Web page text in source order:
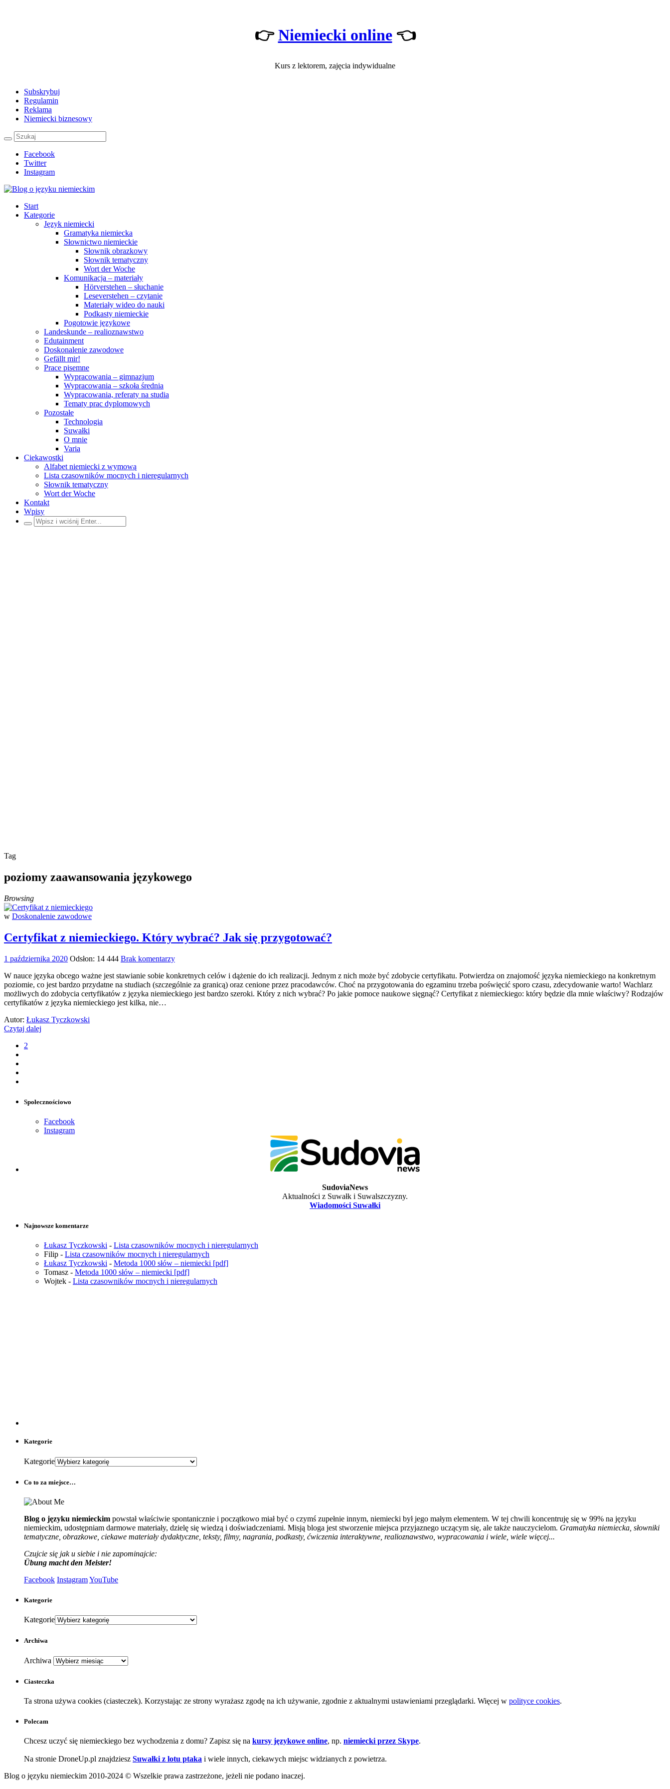
👉Niemiecki online👈
Kurs z lektorem, zajęcia indywidualne
Subskrybuj
Regulamin
Reklama
Niemiecki biznesowy
Facebook
Twitter
Instagram
Start
Kategorie
Język niemiecki
Gramatyka niemiecka
Słownictwo niemieckie
Słownik obrazkowy
Słownik tematyczny
Wort der Woche
Komunikacja – materiały
Hörverstehen – słuchanie
Leseverstehen – czytanie
Materiały wideo do nauki
Podkasty niemieckie
Pogotowie językowe
Landeskunde – realioznawstwo
Edutainment
Doskonalenie zawodowe
Gefällt mir!
Prace pisemne
Wypracowania – gimnazjum
Wypracowania – szkoła średnia
Wypracowania, referaty na studia
Tematy prac dyplomowych
Pozostałe
Technologia
Suwałki
O mnie
Varia
Ciekawostki
Alfabet niemiecki z wymową
Lista czasowników mocnych i nieregularnych
Słownik tematyczny
Wort der Woche
Kontakt
Wpisy
Tag
poziomy zaawansowania językowego
Browsing
w Doskonalenie zawodowe
Certyfikat z niemieckiego. Który wybrać? Jak się przygotować?
1 października 2020 Odsłon: 14 444 Brak komentarzy
W nauce języka obcego ważne jest stawianie sobie konkretnych celów i dążenie do ich realizacji. Jednym z nich może być zdobycie certyfikatu. Potwierdza on znajomość języka niemieckiego na konkretnym
poziomie, co jest bardzo przydatne na studiach (szczególnie za granicą) oraz cenione przez pracodawców. Choć na przygotowania do egzaminu trzeba poświęcić sporo czasu, zdecydowanie warto! Wachlarz
możliwych do zdobycia certyfikatów z języka niemieckiego jest bardzo szeroki. Który z nich wybrać? Po jakie pomoce naukowe sięgnąć? Certyfikat z niemieckiego: który będzie dla mnie właściwy? Rodzajów
certyfikatów z języka niemieckiego jest kilka, nie…
Autor: Łukasz Tyczkowski
Czytaj dalej
2
Społecznościowo
Facebook
Instagram
SudoviaNews
Aktualności z Suwałk i Suwalszczyzny.
Wiadomości Suwałki
Najnowsze komentarze
Łukasz Tyczkowski - Lista czasowników mocnych i nieregularnych
Filip - Lista czasowników mocnych i nieregularnych
Łukasz Tyczkowski - Metoda 1000 słów – niemiecki [pdf]
Tomasz - Metoda 1000 słów – niemiecki [pdf]
Wojtek - Lista czasowników mocnych i nieregularnych
Kategorie
Kategorie
Co to za miejsce…
Blog o języku niemieckim powstał właściwie spontanicznie i początkowo miał być o czymś zupełnie innym, niemiecki był jego małym elementem. W tej chwili koncentruję się w 99% na języku
niemieckim, udostępniam darmowe materiały, dzielę się wiedzą i doświadczeniami. Misją bloga jest stworzenie miejsca przyjaznego uczącym się, ale także nauczycielom. Gramatyka niemiecka, słowniki
tematyczne, obrazkowe, ciekawe materiały dydaktyczne, teksty, filmy, nagrania, podkasty, ćwiczenia interaktywne, realioznawstwo, wypracowania i wiele, wiele więcej...
Czujcie się jak u siebie i nie zapominajcie:
Übung macht den Meister!
Facebook InstagramYouTube
Kategorie
Kategorie
Archiwa
Archiwa
Ciasteczka
Ta strona używa cookies (ciasteczek). Korzystając ze strony wyrażasz zgodę na ich używanie, zgodnie z aktualnymi ustawieniami przeglądarki. Więcej w polityce cookies.
Polecam
Chcesz uczyć się niemieckiego bez wychodzenia z domu? Zapisz się na kursy językowe online, np. niemiecki przez Skype.
Na stronie DroneUp.pl znajdziesz Suwałki z lotu ptaka i wiele innych, ciekawych miejsc widzianych z powietrza.
Blog o języku niemieckim 2010-2024 © Wszelkie prawa zastrzeżone, jeżeli nie podano inaczej.